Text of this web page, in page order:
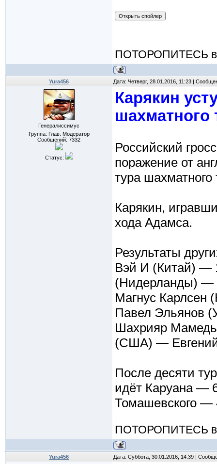
ПОТОРОПИТЕСЬ
Yura456 Дата: Четверг, 28.01.2016, 11:23 |
Генералиссимус
Группа: Глав. Модератор
Сообщений: 7332
Статус:
Карякин
шахматного
Российский
поражение от
тура
Карякин,
хода Адамса.
Результаты
Вэй И (Китай) —
(Нидерланды) —
Магнус
Павел Эльянов
Шахрияр
(США) —
После десяти
идёт Каруана —
Томашевского —
ПОТОРОПИТЕСЬ
Yura456 Дата: Суббота, 30.01.2016, 14:39 |